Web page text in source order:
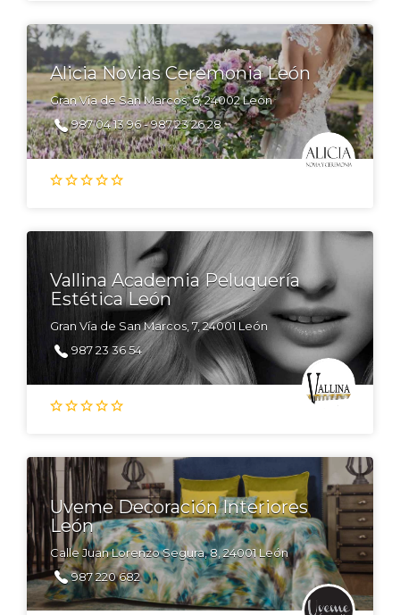
Alicia Novias Ceremonia León
Gran Vía de San Marcos, 6, 24002 León
987 04 13 96 - 987 23 26 28
Vallina Academia Peluquería
Estética León
Gran Vía de San Marcos, 7, 24001 León
987 23 36 54
Uveme Decoración Interiores
León
Calle Juan Lorenzo Segura, 8, 24001 León
987 220 682